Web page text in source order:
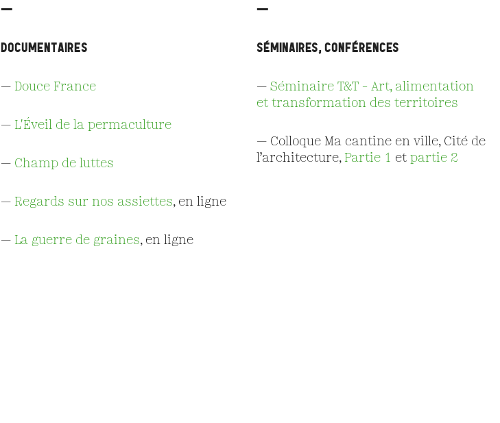
—
Documentaires
— Douce France
—L'Éveil de la permaculture
— Champ de luttes
— Regards sur nos assiettes, en ligne
— La guerre de graines, en ligne
—
SÉMINAIRES, CONFÉRENCES
—Séminaire T&T – Art, alimentation
et transformation des territoires
— Colloque Ma cantine en ville, Cité de
l’architecture,Partie 1 etpartie 2